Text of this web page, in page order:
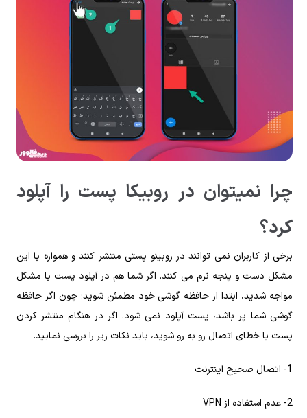
چرا نمیتوان در روبیکا پست را آپلود
کرد؟
برخی از کاربران نمی توانند در روبینو پستی منتشر کنند و همواره با این
مشکل دست و پنجه نرم می کنند. اگر شما هم در آپلود پست با مشکل
مواجه شدید، ابتدا از حافظه گوشی خود مطمئن شوید؛ چون اگر حافظه
گوشی شما پر باشد، پست آپلود نمی شود. اگر در هنگام منتشر کردن
پست با خطای اتصال رو به رو شوید، باید نکات زیر را بررسی نمایید.
1- اتصال صحیح اینترنت
2- عدم استفاده از VPN